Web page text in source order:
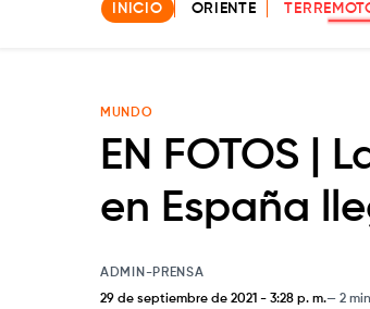
INICIO ORIENTE
MUNDO
EN FOTOS |
en España
ADMIN-PRENSA
29 de septiembre de 2021 - 3:28 p. m. 2